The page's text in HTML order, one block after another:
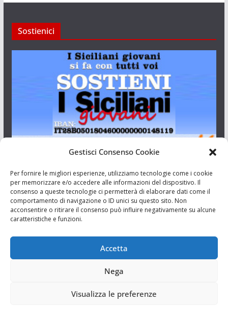
Gestisci Consenso Cookie
Per fornire le migliori esperienze, utilizziamo tecnologie come i cookie
per memorizzare e/o accedere alle informazioni del dispositivo. Il
consenso a queste tecnologie ci permetterà di elaborare dati come il
comportamento di navigazione o ID unici su questo sito. Non
acconsentire o ritirare il consenso può influire negativamente su alcune
caratteristiche e funzioni.
Accetta
Nega
Visualizza le preferenze
Sostienici
Aut. del tribunale di Catania n.23/2011 del 20/09/2011 Dir.
Resp. Riccardo Orioles.
Associazione Culturale I Siciliani Giovani
via Randazzo 27 Catania